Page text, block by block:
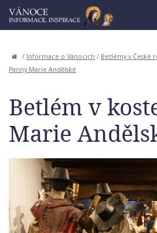
/ Informace o Vánocích / Betlémy v České
Panny Marie Andělské
Betlém v
Marie